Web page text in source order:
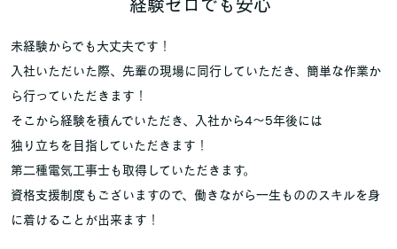
経験ゼロでも安心
未経験からでも大丈夫です！
入社いただいた際、先輩の現場に同行していただき、簡単な作業か
ら行っていただきます！
そこから経験を積んでいただき、入社から4～5年後には
独り立ちを目指していただきます！
第二種電気工事士も取得していただきます。
資格支援制度もございますので、働きながら一生もののスキルを身
に着けることが出来ます！